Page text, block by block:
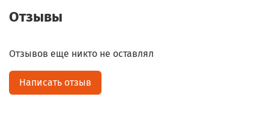
Отзывы
Отзывов еще никто не оставлял
Написать отзыв